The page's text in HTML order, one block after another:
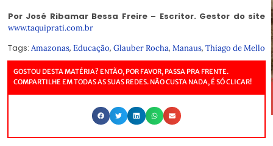
Por José Ribamar Bessa Freire – Escritor. Gestor do site
www.taquiprati.com.br
Tags: Amazonas, Educação, Glauber Rocha, Manaus, Thiago de Mello
GOSTOU DESTA MATÉRIA? ENTÃO, POR FAVOR, PASSA PRA FRENTE.
COMPARTILHE EM TODAS AS SUAS REDES. NÃO CUSTA NADA, É SÓ CLICAR!